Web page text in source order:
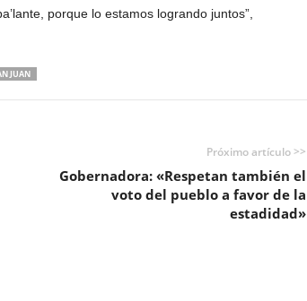
porque lo estamos logrando juntos”,
JUAN
Próximo artículo >>
Gobernadora: «Respetan también el
voto del pueblo a favor de la
estadidad»